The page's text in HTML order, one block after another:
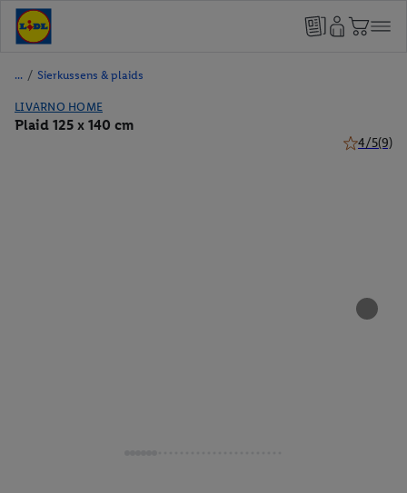
/ Sierkussens & plaids
LIVARNO HOME
Plaid 125 x 140 cm
4/5(9)